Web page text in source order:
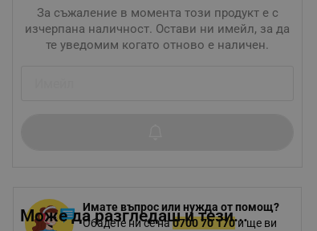
Имате въпрос или нужда от помощ?
Обадете ни се на0700 70 170и ще ви
За съжаление в момента този продукт е с
изчерпана наличност. Остави ни имейл, за да
те уведомим когато отново е наличен.
Може да разгледаш и тези...